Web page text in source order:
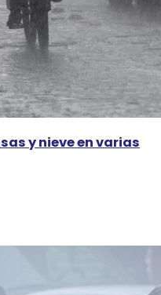
y nieve en varias